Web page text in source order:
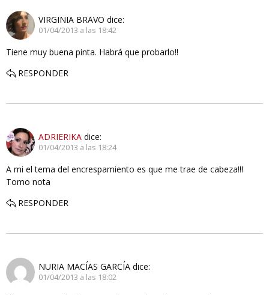
VIRGINIA BRAVO dice:
01/04/2013 a las 18:42
Tiene muy buena pinta. Habrá que probarlo!!
RESPONDER
ADRIERIKA dice:
01/04/2013 a las 18:24
A mi el tema del encrespamiento es que me trae de cabeza!!!
Tomo nota
RESPONDER
NURIA MACÍAS GARCÍA dice:
01/04/2013 a las 18:02